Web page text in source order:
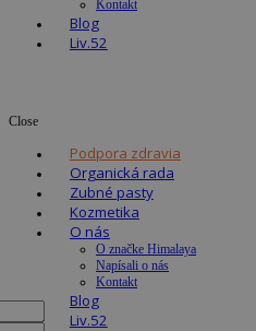
Kontakt
Blog
Liv.52
Close
Podpora zdravia
Organická rada
Zubné pasty
Kozmetika
O nás
O značke Himalaya
Napísali o nás
Kontakt
Blog
Liv.52